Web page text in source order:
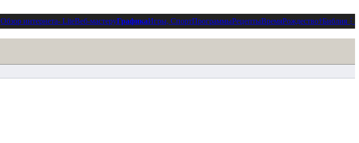
Обзор интернета- LiteВеб-мастеруГрафикаИгры, СпортПрограммыРецептыВремяРождество†Библия ⋮